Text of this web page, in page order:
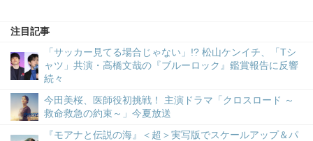
注目記事
「サッカー見てる場合じゃない」!? 松山ケンイチ、「Tシ
ャツ」共演・高橋文哉の『ブルーロック』鑑賞報告に反響
続々
今田美桜、医師役初挑戦！ 主演ドラマ「クロスロード ～
救命救急の約束～」今夏放送
『モアナと伝説の海』＜超＞実写版でスケールアップ＆パ